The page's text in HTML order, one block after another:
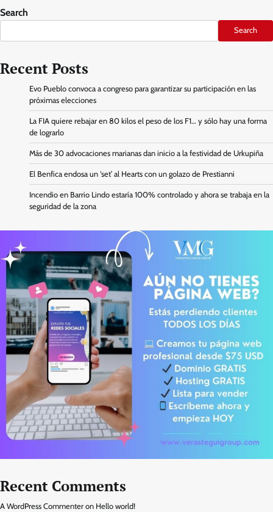
Search
Search
Recent Posts
Evo Pueblo convoca a congreso para garantizar su participación en las
próximas elecciones
La FIA quiere rebajar en 80 kilos el peso de los F1… y sólo hay una forma
de lograrlo
Más de 30 advocaciones marianas dan inicio a la festividad de Urkupiña
El Benfica endosa un ‘set’ al Hearts con un golazo de Prestianni
Incendio en Barrio Lindo estaría 100% controlado y ahora se trabaja en la
seguridad de la zona
Recent Comments
A WordPress Commenter on Hello world!